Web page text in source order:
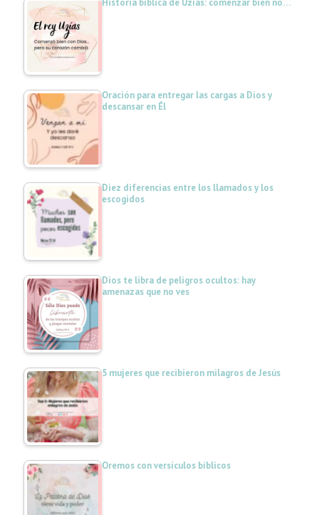
Historia bíblica de Uzías: comenzar bien no…
Oración para entregar las cargas a Dios y
descansar en Él
Diez diferencias entre los llamados y los
escogidos
Dios te libra de peligros ocultos: hay
amenazas que no ves
5 mujeres que recibieron milagros de Jesús
Oremos con versículos bíblicos